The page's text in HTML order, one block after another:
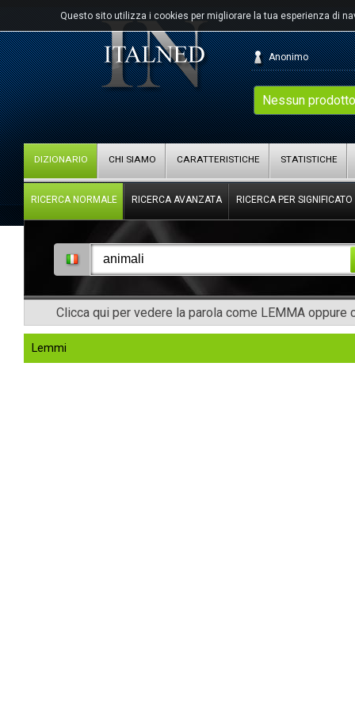
Questo sito utilizza i cookies per migliorare la tua esperienza di
Nessun
Anonimo
DIZIONARIO CHI SIAMO CARATTERISTICHE STATISTICHE
RICERCA NORMALE RICERCA AVANZATA RICERCA PER SIGNIFICATO
Clicca qui per vedere la parola come LEMMA oppure
Lemmi